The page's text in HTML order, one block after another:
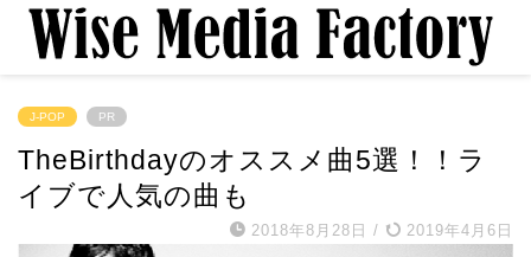
J-POP PR
TheBirthdayのオススメ曲5選！！ラ
イブで人気の曲も
2018年8月28日 / 2019年4月6日